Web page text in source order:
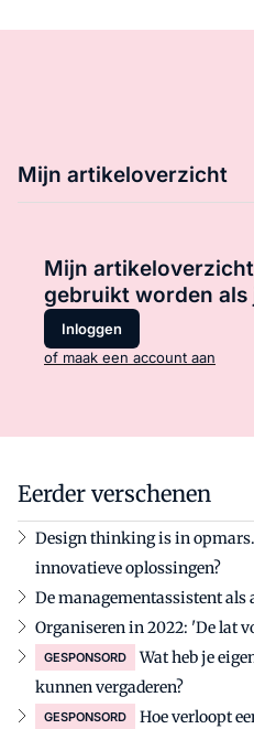
Mijn artikeloverzicht
Mijn
gebruikt worden als
Inloggen
of maak een account aan
Eerder verschenen
Design thinking is in
innovatieve oplossingen?
De managementassistent
Organiseren in 2022: 'De lat
GESPONSORD
Wat heb je
kunnen vergaderen?
GESPONSORD Hoe verloopt